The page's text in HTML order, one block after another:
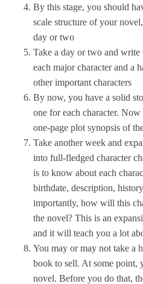
By this stage, you should
scale structure of your
day or two
Take a day or two and
each major character and a
other important characters
By now, you have a solid
one for each character.
one-page plot synopsis of
Take another week and
into full-fledged character
is to know about each
birthdate, description,
importantly, how will this
the novel? This is an
and it will teach you a lot
You may or may not take a
book to sell. At some point,
novel. Before you do that,